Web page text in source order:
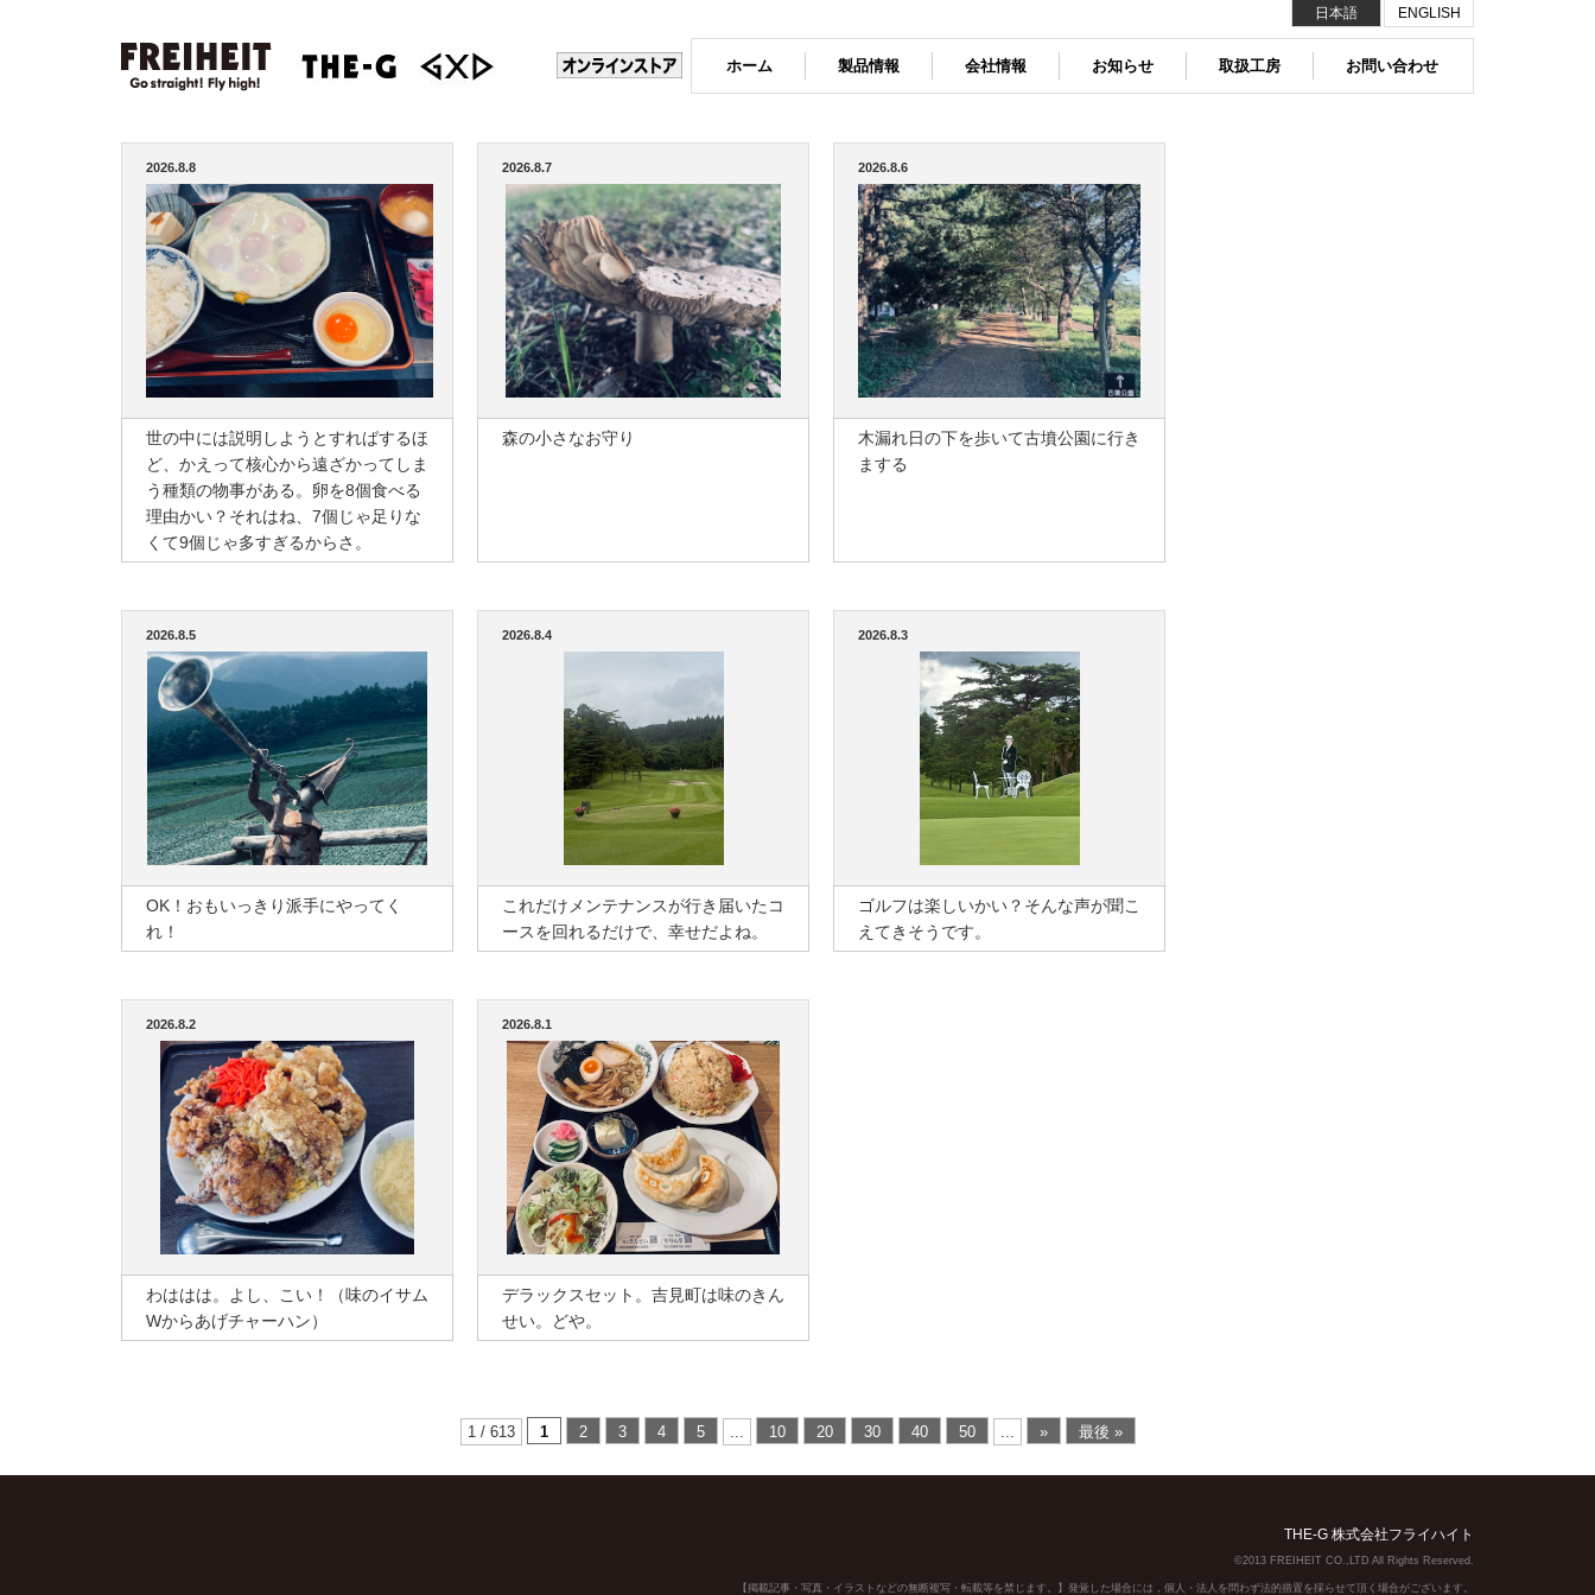
ホーム 製品情報 会社情報 お知らせ 取扱工房 お問い合わせ
日本語 ENGLISH
2026.8.8
世の中には説明しようとすればするほ
ど、かえって核心から遠ざかってしま
う種類の物事がある。卵を8個食べる
理由かい？それはね、7個じゃ足りな
くて9個じゃ多すぎるからさ。
2026.8.7
森の小さなお守り
2026.8.6
木漏れ日の下を歩いて古墳公園に行き
まする
2026.8.5
OK！おもいっきり派手にやってく
れ！
2026.8.4
これだけメンテナンスが行き届いたコ
ースを回れるだけで、幸せだよね。
2026.8.3
ゴルフは楽しいかい？そんな声が聞こ
えてきそうです。
2026.8.2
わははは。よし、こい！（味のイサム
Wからあげチャーハン）
2026.8.1
デラックスセット。吉見町は味のきん
せい。どや。
1 / 613 1 2 3 4 5 ... 10 20 30 40 50 ... » 最後 »
THE-G 株式会社フライハイト
©2013 FREIHEIT CO.,LTD All Rights Reserved.
【掲載記事・写真・イラストなどの無断複写・転載等を禁じます。】発覚した場合には，個人・法人を問わず法的措置を採らせて頂く場合がございます。